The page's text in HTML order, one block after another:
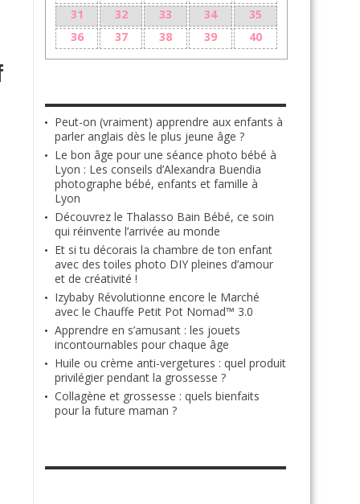
31
32 33 34
35
36
37 38 39 40
Peut-on (vraiment) apprendre aux enfants à
parler anglais dès le plus jeune âge ?
Le bon âge pour une séance photo bébé à
Lyon : Les conseils d’Alexandra Buendia
photographe bébé, enfants et famille à
Lyon
Découvrez le Thalasso Bain Bébé, ce soin
qui réinvente l’arrivée au monde
Et si tu décorais la chambre de ton enfant
avec des toiles photo DIY pleines d’amour
et de créativité !
Izybaby Révolutionne encore le Marché
avec le Chauffe Petit Pot Nomad™ 3.0
Apprendre en s’amusant : les jouets
incontournables pour chaque âge
Huile ou crème anti-vergetures : quel produit
privilégier pendant la grossesse ?
Collagène et grossesse : quels bienfaits
pour la future maman ?